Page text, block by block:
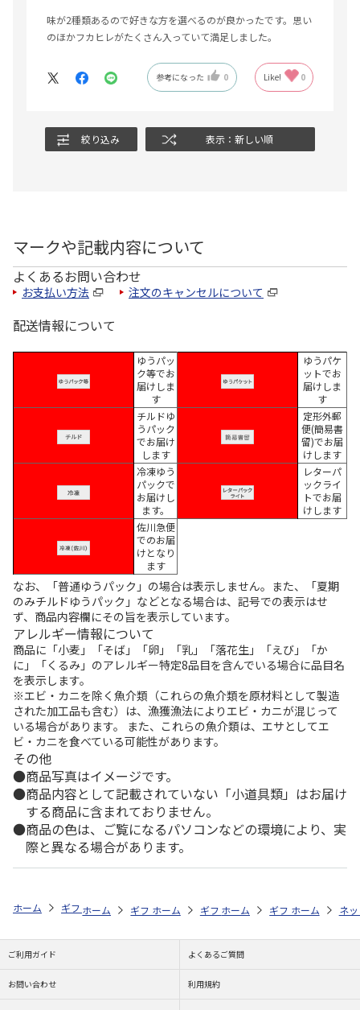
味が2種類あるので好きな方を選べるのが良かったです。思い
のほかフカヒレがたくさん入っていて満足しました。
参考になった 0 Like! 0
絞り込み 表示：新しい順
マークや記載内容について
よくあるお問い合わせ
お支払い方法 注文のキャンセルについて
配送情報について
ゆうパッ
ク等でお
届けしま
す
ゆうパケ
ットでお
届けしま
す
チルドゆ
うパック
でお届け
します
定形外郵
便(簡易書
留)でお届
けします
冷凍ゆう
パックで
お届けし
ます。
レターパ
ックライ
トでお届
けします
佐川急便
でのお届
けとなり
ます
なお、「普通ゆうパック」の場合は表示しません。また、「夏期
のみチルドゆうパック」などとなる場合は、記号での表示はせ
ず、商品内容欄にその旨を表示しています。
アレルギー情報について
商品に「小麦」「そば」「卵」「乳」「落花生」「えび」「か
に」「くるみ」のアレルギー特定8品目を含んでいる場合に品目名
を表示します。
※エビ・カニを除く魚介類（これらの魚介類を原材料として製造
された加工品も含む）は、漁獲漁法によりエビ・カニが混じって
いる場合があります。 また、これらの魚介類は、エサとしてエ
ビ・カニを食べている可能性があります。
その他
商品写真はイメージです。
商品内容として記載されていない「小道具類」はお届け
する商品に含まれておりません。
商品の色は、ご覧になるパソコンなどの環境により、実
際と異なる場合があります。
ホーム ギフトストア お中元・夏ギフト特集 2026 そうめん・麺類
ホーム ギフトストア お中元・夏ギフト特集 2026
ホーム ギフトストア お中元・夏ギフト
ホーム ギフトストア お
ホーム ネ
ご利用ガイド よくあるご質問
お問い合わせ 利用規約